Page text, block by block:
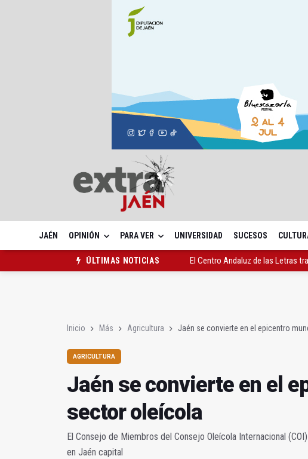
JAÉN OPINIÓN PARA VER UNIVERSIDAD SUCESOS
ÚLTIMAS NOTICIAS
El Centro Andaluz de las Letras
Inicio Más Agricultura Jaén se convierte en el epicentro
AGRICULTURA
Jaén se convierte en el
sector oleícola
El Consejo de Miembros del Consejo Oleícola Internacional
en Jaén capital